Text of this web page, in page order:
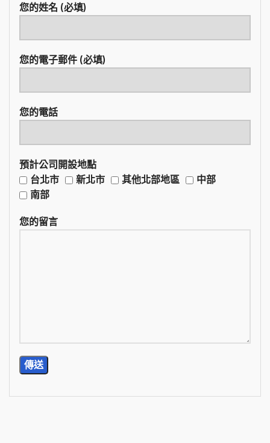
您的姓名 (必填)
您的電子郵件 (必填)
您的電話
預計公司開設地點
台北市
新北市 其他北部地區
中部
南部
您的留言